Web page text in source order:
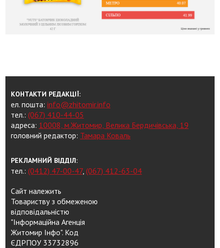
КОНТАКТИ РЕДАКЦІЇ:
ел. пошта: info@zhitomir.info
тел.: (067) 410-44-05
адреса: 10008, м.Житомир, Велика Бердичівська, 19
головний редактор: Тамара Коваль
РЕКЛАМНИЙ ВІДДІЛ:
тел.: (0412) 47-00-47, (067) 412-63-04
Сайт належить
Товариству з обмеженою
відповідальністю
"Інформаційна Агенція
Житомир Інфо". Код
ЄДРПОУ 33732896